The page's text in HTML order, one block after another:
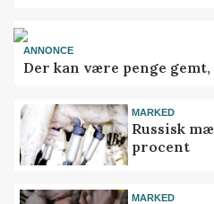
ANNONCE
Der kan være penge
MARKED
Russisk
procent
MARKED